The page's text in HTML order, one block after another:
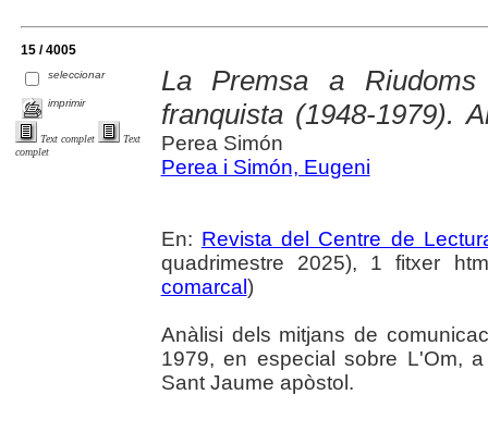
15 / 4005
seleccionar
imprimir
Text complet
Text
complet
La Premsa a
franquista (1948-1979).
Perea Simón
Perea i Simón, Eugeni
En: Revista del Centre de
quadrimestre 2025), 1 fitxer
comarcal)
Anàlisi dels mitjans de
1979, en especial sobre L'Om,
Sant Jaume apòstol.